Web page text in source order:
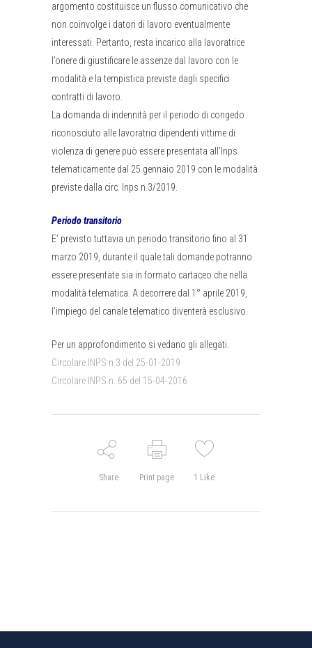
argomento costituisce un flusso comunicativo che
non coinvolge i datori di lavoro eventualmente
interessati. Pertanto, resta incarico alla lavoratrice
l’onere di giustificare le assenze dal lavoro con le
modalità e la tempistica previste dagli specifici
contratti di lavoro.
La domanda di indennità per il periodo di congedo
riconosciuto alle lavoratrici dipendenti vittime di
violenza di genere può essere presentata all’Inps
telematicamente dal 25 gennaio 2019 con le modalità
previste dalla circ. Inps n.3/2019.
Periodo transitorio
E’ previsto tuttavia un periodo transitorio fino al 31
marzo 2019, durante il quale tali domande potranno
essere presentate sia in formato cartaceo che nella
modalità telematica. A decorrere dal 1° aprile 2019,
l’impiego del canale telematico diventerà esclusivo.
Per un approfondimento si vedano gli allegati.
Circolare INPS n.3 del 25-01-2019
Circolare INPS n. 65 del 15-04-2016
Share Print page 1 Like